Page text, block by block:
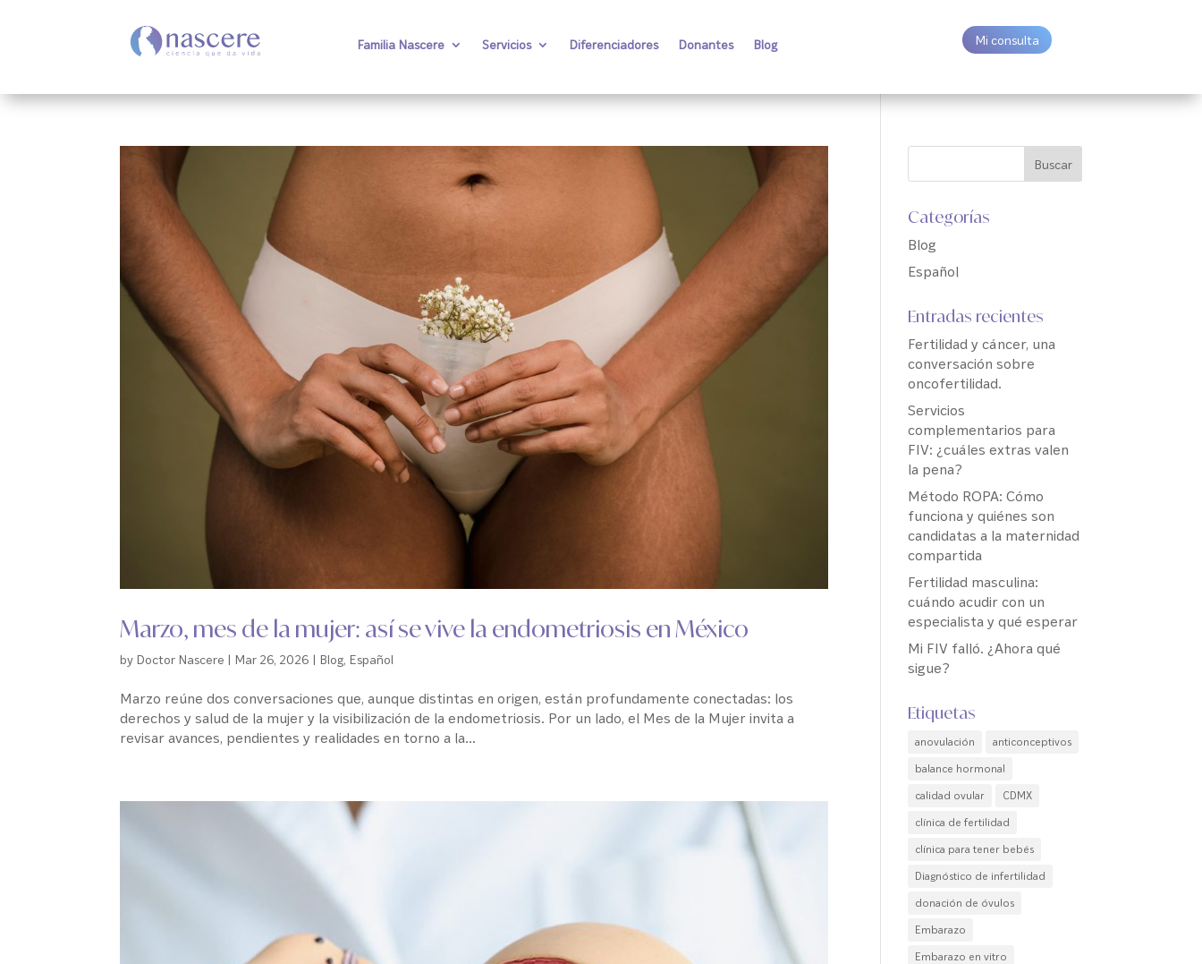
Familia Nascere Servicios Diferenciadores Donantes Blog Mi consulta
Marzo, mes de la mujer: así se vive la endometriosis en México
by Doctor Nascere | Mar 26, 2026 | Blog, Español
Marzo reúne dos conversaciones que, aunque distintas en origen, están profundamente conectadas: los
derechos y salud de la mujer y la visibilización de la endometriosis. Por un lado, el Mes de la Mujer invita a
revisar avances, pendientes y realidades en torno a la...
Categorías
Blog
Español
Entradas recientes
Fertilidad y cáncer, una
conversación sobre
oncofertilidad.
Servicios
complementarios para
FIV: ¿cuáles extras valen
la pena?
Método ROPA: Cómo
funciona y quiénes son
candidatas a la maternidad
compartida
Fertilidad masculina:
cuándo acudir con un
especialista y qué esperar
Mi FIV falló. ¿Ahora qué
sigue?
Etiquetas
anovulación
anticonceptivos
balance hormonal
calidad ovular
CDMX
clínica de fertilidad
clínica para tener bebés
Diagnóstico de infertilidad
donación de óvulos
Embarazo
Embarazo en vitro